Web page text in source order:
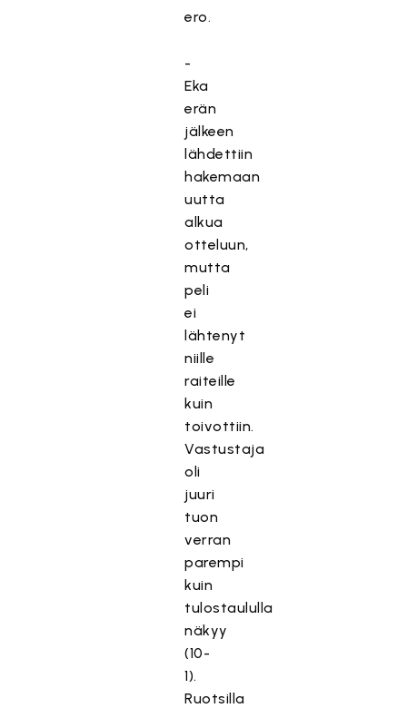
ero.
-
Eka
erän
jälkeen
lähdettiin
hakemaan
uutta
alkua
otteluun,
mutta
peli
ei
lähtenyt
niille
raiteille
kuin
toivottiin.
Vastustaja
oli
juuri
tuon
verran
parempi
kuin
tulostaululla
näkyy
(10-
1).
Ruotsilla